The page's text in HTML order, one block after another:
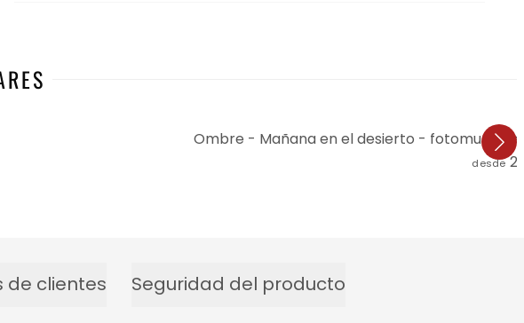
Ombre - Mañana en el desierto - fotomural
desde
de clientes Seguridad del producto